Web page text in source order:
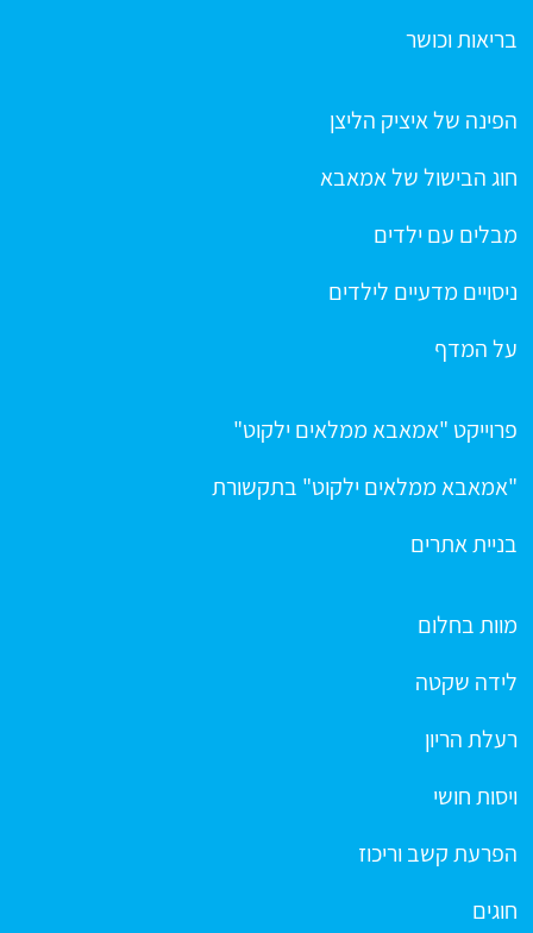
בריאות וכושר
הפינה של איציק הליצן
חוג הבישול של אמאבא
מבלים עם ילדים
ניסויים מדעיים לילדים
על המדף
פרוייקט "אמאבא ממלאים ילקוט"
"אמאבא ממלאים ילקוט" בתקשורת
בניית אתרים
מוות בחלום
לידה שקטה
רעלת הריון
ויסות חושי
הפרעת קשב וריכוז
חוגים